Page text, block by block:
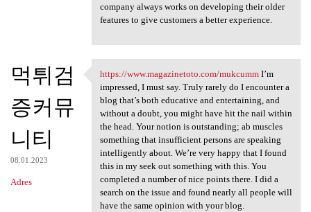
company always works on developing their older
features to give customers a better experience.
먹튀검
증커뮤
니티
08.01.2023
Adres
https://www.magazinetoto.com
https://www.magazinetoto.com/mukcummI’m
impressed, I must say. Truly rarely do I encounter a
blog that’s both educative and entertaining, and
without a doubt, you might have hit the nail within
the head. Your notion is outstanding; ab muscles
something that insufficient persons are speaking
intelligently about. We’re very happy that I found
this in my seek out something with this. You
completed a number of nice points there. I did a
search on the issue and found nearly all people will
have the same opinion with your blog.